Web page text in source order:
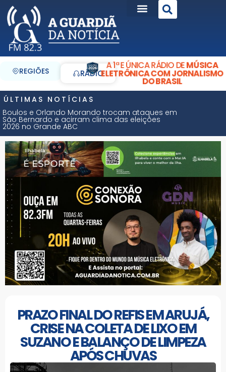
REGIÕES RÁDIO
A 1ª E ÚNICA RÁDIO DEMÚSICA
ELETRÔNICA COM JORNALISMO
DO BRASIL
ÚLTIMAS NOTÍCIAS
Boulos e Orlando Morando trocam ataques em
São Bernardo e acirram clima das eleições
2026 no Grande ABC
PRAZO FINAL DO REFIS EM ARUJÁ,
CRISE NA COLETA DE LIXO EM
SUZANO E BALANÇO DE LIMPEZA
APÓS CHUVAS